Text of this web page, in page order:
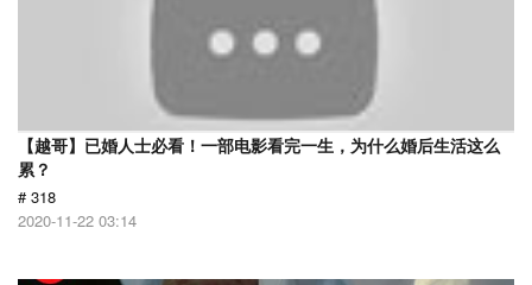
【越哥】已婚人士必看！一部电影看完一生，为什么婚后生活这么
累？
# 318
2020-11-22 03:14